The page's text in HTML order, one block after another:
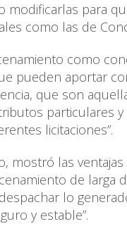
modificarlas para
como las de
como
pueden aportar
que son
particulares
licitaciones”.
mostró las
de larga
lo
y estable”.